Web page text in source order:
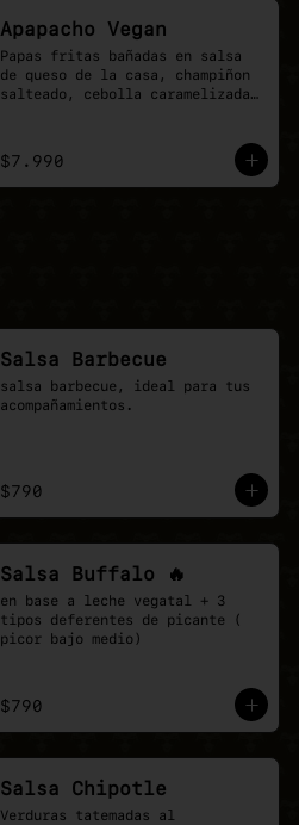
Apapacho Vegan
Papas fritas bañadas en salsa
de queso de la casa, champiñon
salteado, cebolla caramelizada,
$7.990
Salsa Barbecue
salsa barbecue, ideal para tus
acompañamientos.
$790
Salsa Buffalo 🔥
en base a leche vegatal + 3
tipos deferentes de picante (
picor bajo medio)
$790
Salsa Chipotle
Verduras tatemadas al